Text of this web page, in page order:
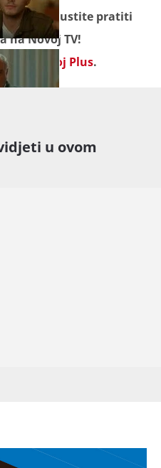
" ne propustite pratiti
na Novoj TV!
na
Novoj Plus.
u ovom